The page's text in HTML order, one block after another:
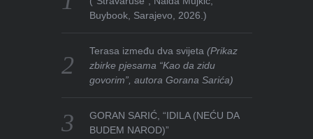
Buybook, Sarajevo, 2026.)
Terasa između dva svijeta(Prikaz
zbirke pjesama “Kao da zidu
govorim”, autora Gorana Sarića)
GORAN SARIĆ, “IDILA (NEĆU DA
BUDEM NAROD)”